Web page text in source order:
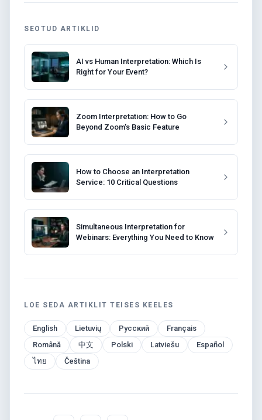
SEOTUD ARTIKLID
AI vs Human Interpretation: Which Is
Right for Your Event?
Zoom Interpretation: How to Go
Beyond Zoom's Basic Feature
How to Choose an Interpretation
Service: 10 Critical Questions
Simultaneous Interpretation for
Webinars: Everything You Need to Know
LOE SEDA ARTIKLIT TEISES KEELES
English Lietuvių Русский
Français
Română
中文 Polski Latviešu
Español
ไทย
Čeština